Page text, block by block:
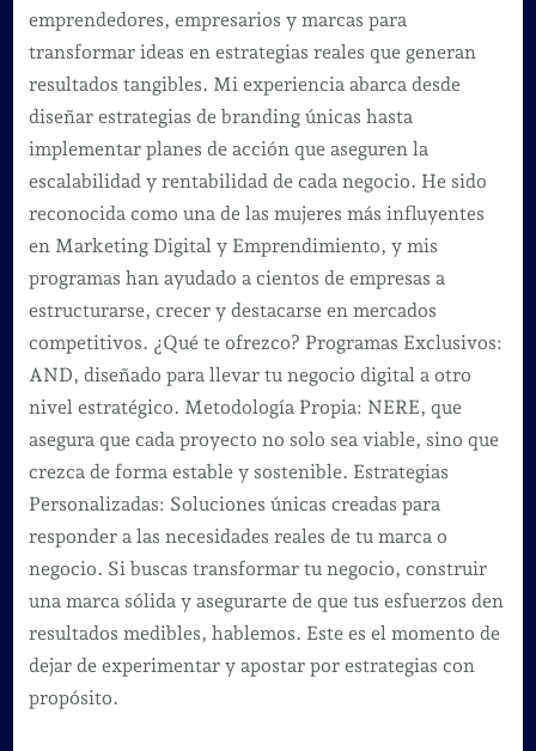
emprendedores, empresarios y marcas para
transformar ideas en estrategias reales que generan
resultados tangibles. Mi experiencia abarca desde
diseñar estrategias de branding únicas hasta
implementar planes de acción que aseguren la
escalabilidad y rentabilidad de cada negocio. He sido
reconocida como una de las mujeres más influyentes
en Marketing Digital y Emprendimiento, y mis
programas han ayudado a cientos de empresas a
estructurarse, crecer y destacarse en mercados
competitivos. ¿Qué te ofrezco? Programas Exclusivos:
AND, diseñado para llevar tu negocio digital a otro
nivel estratégico. Metodología Propia: NERE, que
asegura que cada proyecto no solo sea viable, sino que
crezca de forma estable y sostenible. Estrategias
Personalizadas: Soluciones únicas creadas para
responder a las necesidades reales de tu marca o
negocio. Si buscas transformar tu negocio, construir
una marca sólida y asegurarte de que tus esfuerzos den
resultados medibles, hablemos. Este es el momento de
dejar de experimentar y apostar por estrategias con
propósito.